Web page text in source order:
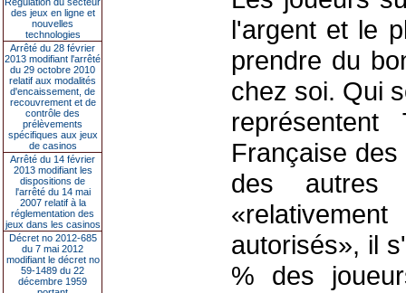
des jeux en ligne et
nouvelles
technologies
Arrêté du 28 février
2013 modifiant l'arrêté
du 29 octobre 2010
relatif aux modalités
d'encaissement, de
recouvrement et de
contrôle des
prélèvements
spécifiques aux jeux
de casinos
Arrêté du 14 février
2013 modifiant les
dispositions de
l'arrêté du 14 mai
2007 relatif à la
réglementation des
jeux dans les casinos
Décret no 2012-685
du 7 mai 2012
modifiant le décret no
59-1489 du 22
décembre 1959
l'argent et le
prendre du
chez soi. Qui
Française
des autres
autorisés», il
% des